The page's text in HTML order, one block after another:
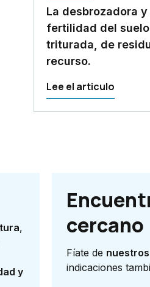
La desbrozadora y
fertilidad del
triturada, de
recurso.
Lee el articulo
,
y
cercano
Fíate de
indicaciones